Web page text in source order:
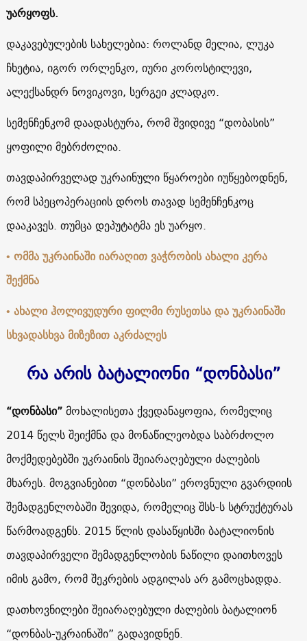
უარყოფს.
დაკავებულების სახელებია: როლანდ მელია, ლუკა
ჩხეტია, იგორ ორლენკო, იური კოროსტილევი,
ალექსანდრ ნოვიკოვი, სერგეი კლადკო.
სემენჩენკომ დაადასტურა, რომ შვიდივე “დობასის”
ყოფილი მებრძოლია.
თავდაპირველად უკრაინული წყაროები იუწყებოდნენ,
რომ სპეცოპერაციის დროს თავად სემენჩენკოც
დააკავეს. თუმცა დეპუტატმა ეს უარყო.
• ომმა უკრაინაში იარაღით ვაჭრობის ახალი კერა
შექმნა
• ახალი ჰოლივუდური ფილმი რუსეთსა და უკრაინაში
სხვადასხვა მიზეზით აკრძალეს
რა არის ბატალიონი “დონბასი”
“დონბასი”მოხალისეთა ქვედანაყოფია, რომელიც
2014 წელს შეიქმნა და მონაწილეობდა საბრძოლო
მოქმედებებში უკრაინის შეიარაღებული ძალების
მხარეს. მოგვიანებით “დონბასი” ეროვნული გვარდიის
შემადგენლობაში შევიდა, რომელიც შსს-ს სტრუქტურას
წარმოადგენს. 2015 წლის დასაწყისში ბატალიონის
თავდაპირველი შემადგენლობის ნაწილი დაითხოვეს
იმის გამო, რომ შეკრების ადგილას არ გამოცხადდა.
დათხოვნილები შეიარაღებული ძალების ბატალიონ
“დონბას-უკრაინაში” გადავიდნენ.